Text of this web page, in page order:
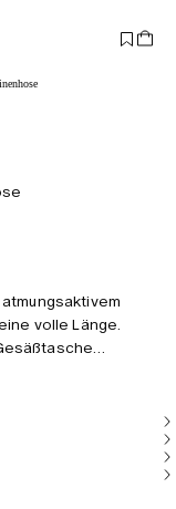
volle Länge.